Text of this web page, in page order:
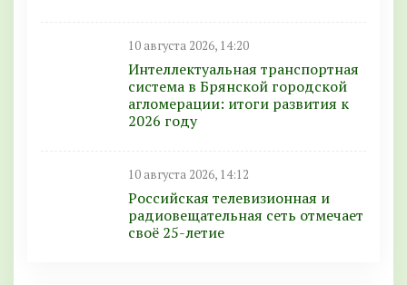
10 августа 2026, 14:20
Интеллектуальная транспортная
система в Брянской городской
агломерации: итоги развития к
2026 году
10 августа 2026, 14:12
Российская телевизионная и
радиовещательная сеть отмечает
своё 25-летие